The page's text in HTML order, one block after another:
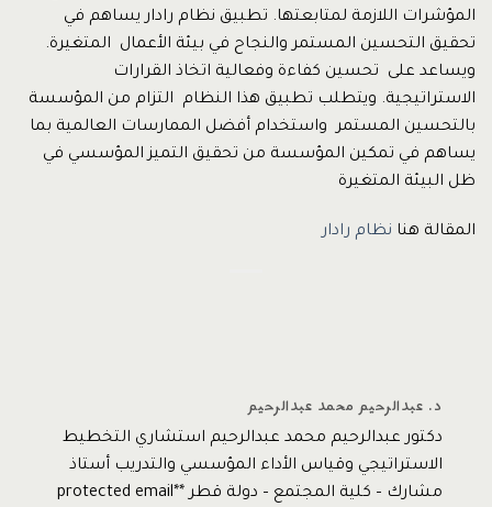
المؤشرات اللازمة لمتابعتها. تطبيق نظام رادار يساهم في
تحقيق التحسين المستمر والنجاح في بيئة الأعمال المتغيرة.
ويساعد على تحسين كفاءة وفعالية اتخاذ القرارات
الاستراتيجية. ويتطلب تطبيق هذا النظام التزام من المؤسسة
بالتحسين المستمر واستخدام أفضل الممارسات العالمية بما
يساهم في تمكين المؤسسة من تحقيق التميز المؤسسي في
ظل البيئة المتغيرة
المقالة هنا نظام رادار
د. عبدالرحيم محمد عبدالرحيم
دكتور عبدالرحيم محمد عبدالرحيم استشاري التخطيط
الاستراتيجي وقياس الأداء المؤسسي والتدريب أستاذ
مشارك – كلية المجتمع – دولة قطر *protected email*